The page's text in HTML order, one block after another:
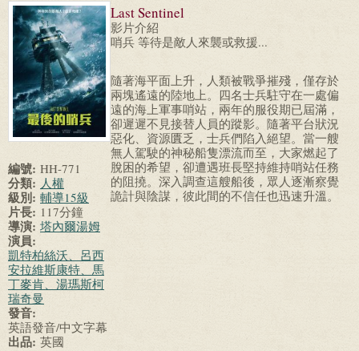
編號: HH-771
分類: 人權
級別: 輔導15級
片長: 117分鐘
導演: 塔內爾湯姆
演員:
凱特柏絲沃、呂西
安拉維斯康特、馬
丁麥肯、湯瑪斯柯
瑞奇曼
發音:
英語發音/中文字幕
出品: 英國
Last Sentinel
影片介紹
哨兵 等待是敵人來襲或救援...
隨著海平面上升，人類被戰爭摧殘，僅存於
兩塊遙遠的陸地上。四名士兵駐守在一處偏
遠的海上軍事哨站，兩年的服役期已屆滿，
卻遲遲不見接替人員的蹤影。隨著平台狀況
惡化、資源匱乏，士兵們陷入絕望。當一艘
無人駕駛的神秘船隻漂流而至，大家燃起了
脫困的希望，卻遭遇班長堅持維持哨站任務
的阻撓。深入調查這艘船後，眾人逐漸察覺
詭計與陰謀，彼此間的不信任也迅速升溫。